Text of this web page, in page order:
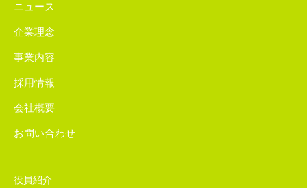
ニュース
企業理念
事業内容
採用情報
会社概要
お問い合わせ
役員紹介